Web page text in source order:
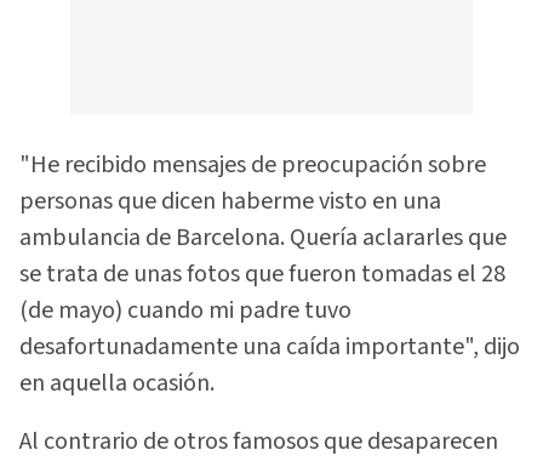
"He recibido mensajes de preocupación sobre
personas que dicen haberme visto en una
ambulancia de Barcelona. Quería aclararles que
se trata de unas fotos que fueron tomadas el 28
(de mayo) cuando mi padre tuvo
desafortunadamente una caída importante", dijo
en aquella ocasión.
Al contrario de otros famosos que desaparecen